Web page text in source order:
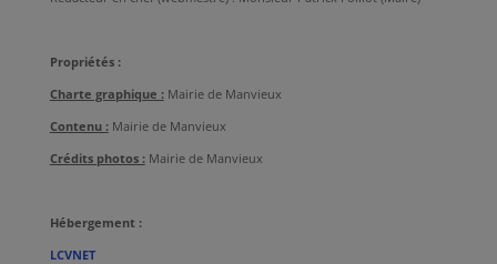
Propriétés :
Charte graphique :Mairie de Manvieux
Contenu :Mairie de Manvieux
Crédits photos :Mairie de Manvieux
Hébergement :
LCVNET